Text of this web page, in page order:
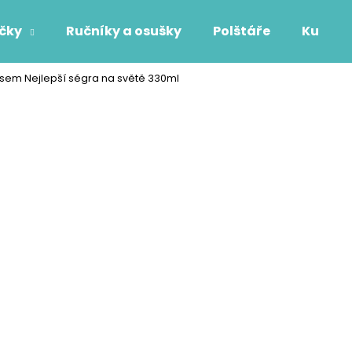
Ručníky a osušky Polštáře
Nejlepší ségra na světě 330ml
Co potřebujete najít?